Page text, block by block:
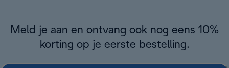
Meld je aan en ontvang ook nog eens 10%
korting op je eerste bestelling.